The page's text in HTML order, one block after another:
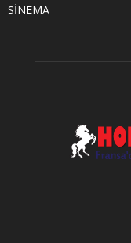
SİNEMA